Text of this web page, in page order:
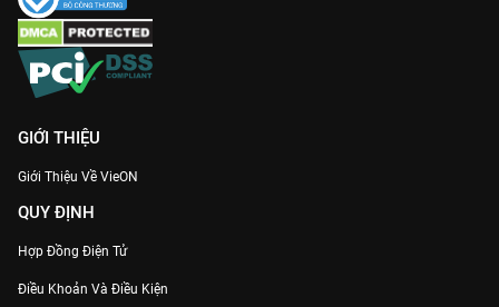
GIỚI THIỆU
Giới Thiệu Về VieON
QUY ĐỊNH
Hợp Đồng Điện Tử
Điều Khoản Và Điều Kiện